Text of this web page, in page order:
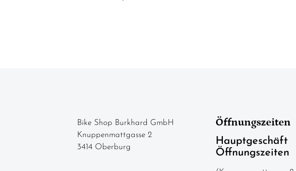
Bike Shop Burkhard GmbH
Knuppenmattgasse 2
3414 Oberburg
Öffnungszeiten
Hauptgeschäft
Öffnungszeiten